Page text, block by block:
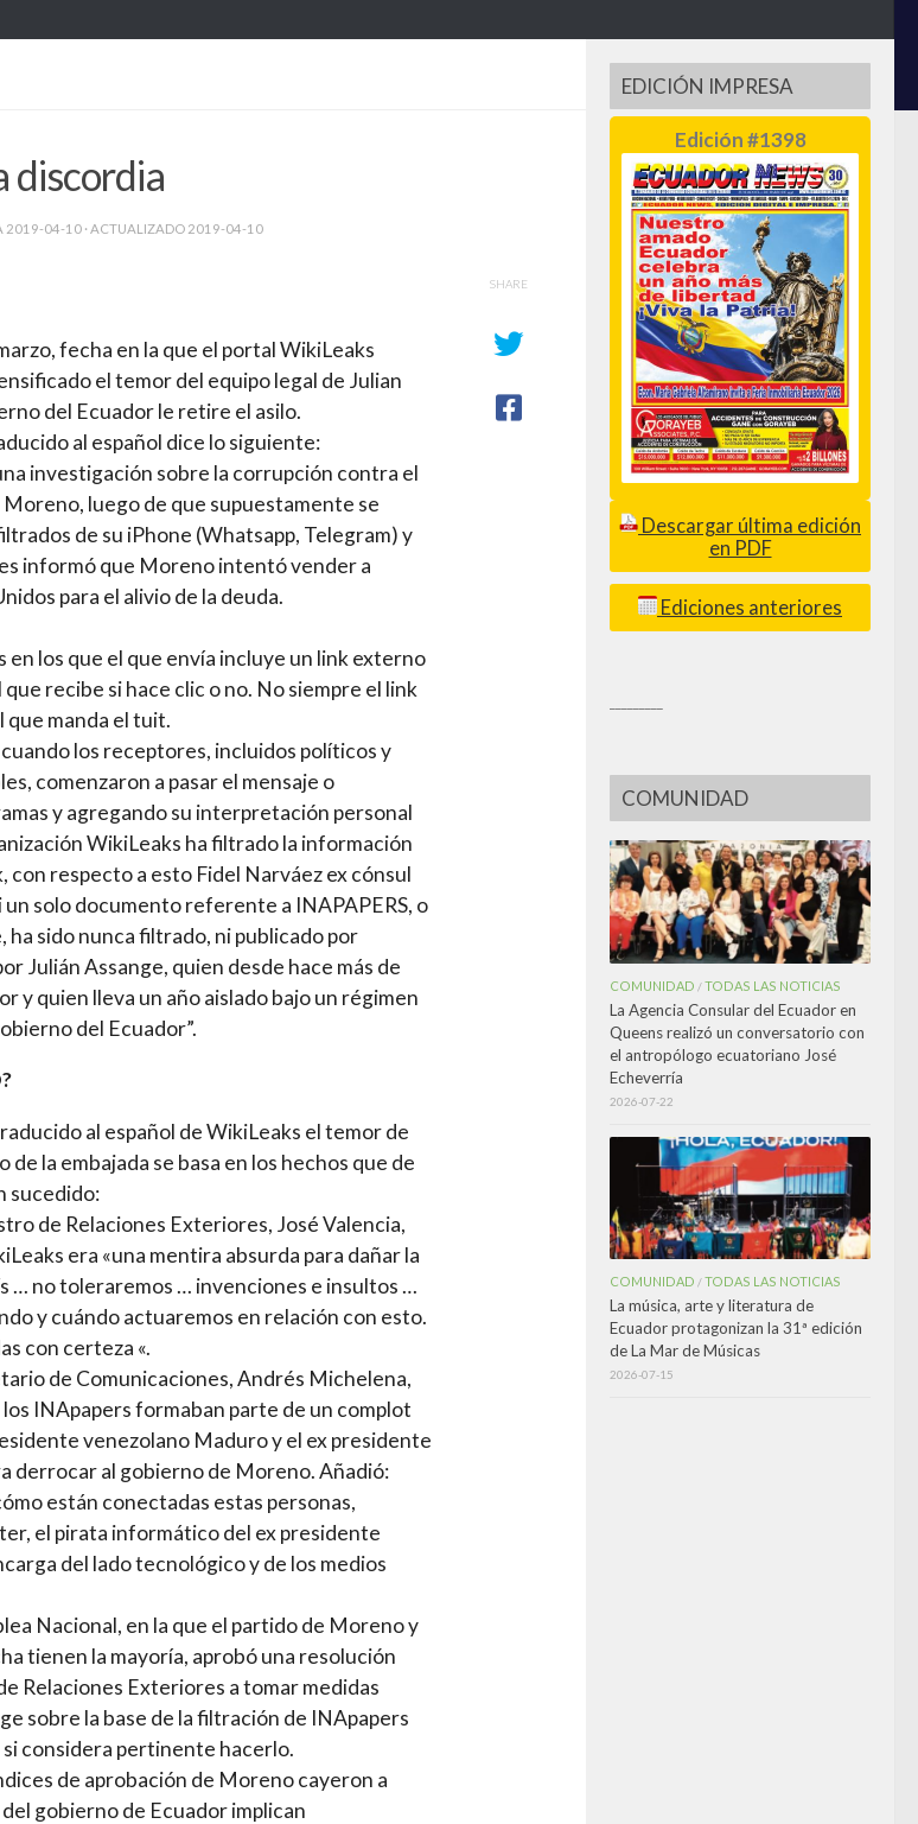
discordia
2019-04-10 · ACTUALIZADO 2019-04-10
fecha en la que el portal WikiLeaks
el temor del equipo legal de Julian
del Ecuador le retire el asilo.
al español dice lo siguiente:
investigación sobre la corrupción contra el
luego de que supuestamente se
de su iPhone (Whatsapp, Telegram) y
informó que Moreno intentó vender a
para el alivio de la deuda.
en los que el que envía incluye un link externo
recibe si hace clic o no. No siempre el link
que manda el tuit.
los receptores, incluidos políticos y
comenzaron a pasar el mensaje o
y agregando su interpretación personal
WikiLeaks ha filtrado la información
con respecto a esto Fidel Narváez ex cónsul
un solo documento referente a INAPAPERS, o
ha sido nunca filtrado, ni publicado por
Julián Assange, quien desde hace más de
y quien lleva un año aislado bajo un régimen
del Ecuador”.
al español de WikiLeaks el temor de
de la embajada se basa en los hechos que de
sucedido:
de Relaciones Exteriores, José Valencia,
era «una mentira absurda para dañar la
… no toleraremos … invenciones e insultos …
y cuándo actuaremos en relación con esto.
con certeza «.
de Comunicaciones, Andrés Michelena,
INApapers formaban parte de un complot
venezolano Maduro y el ex presidente
derrocar al gobierno de Moreno. Añadió:
están conectadas estas personas,
el pirata informático del ex presidente
del lado tecnológico y de los medios
Nacional, en la que el partido de Moreno y
tienen la mayoría, aprobó una resolución
Relaciones Exteriores a tomar medidas
sobre la base de la filtración de INApapers
considera pertinente hacerlo.
de aprobación de Moreno cayeron a
gobierno de Ecuador implican
SHARE
EDICIÓN IMPRESA
Edición #1398
Descargar última edición
en PDF
Ediciones anteriores
COMUNIDAD
COMUNIDAD /TODAS LAS NOTICIAS
La Agencia Consular del Ecuador en
Queens realizó un conversatorio con
el antropólogo ecuatoriano José
Echeverría
2026-07-22
COMUNIDAD /TODAS LAS NOTICIAS
La música, arte y literatura de
Ecuador protagonizan la 31ª edición
de La Mar de Músicas
2026-07-15